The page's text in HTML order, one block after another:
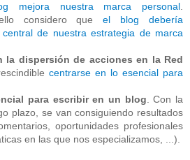
mejora nuestra marca personal
considero queel blog debería
de nuestra estrategia de marca
la dispersión de acciones en la Red
centrarse en lo esencial para
para escribir en un blog . Con la
plazo, se van consiguiendo resultados
oportunidades profesionales
en las que nos especializamos, ...).